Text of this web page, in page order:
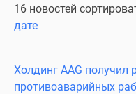
16 новостей
дате
Холдинг AAG получил
противоаварийных